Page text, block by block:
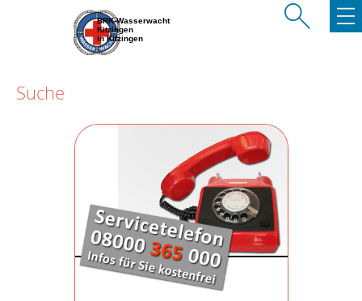
BRK-Wasserwacht
Kitzingen
in Kitzingen
Suche